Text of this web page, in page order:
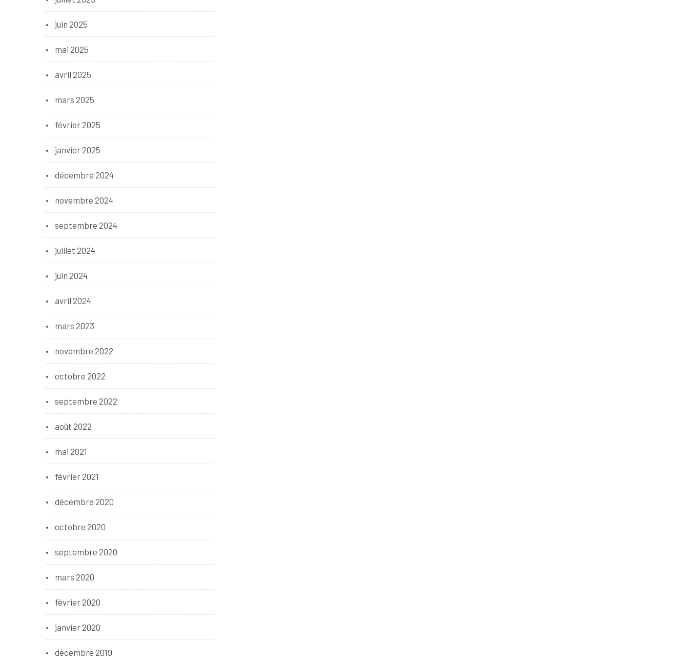
juin 2025
mai 2025
avril 2025
mars 2025
février 2025
janvier 2025
décembre 2024
novembre 2024
septembre 2024
juillet 2024
juin 2024
avril 2024
mars 2023
novembre 2022
octobre 2022
septembre 2022
août 2022
mai 2021
février 2021
décembre 2020
octobre 2020
septembre 2020
mars 2020
février 2020
janvier 2020
décembre 2019